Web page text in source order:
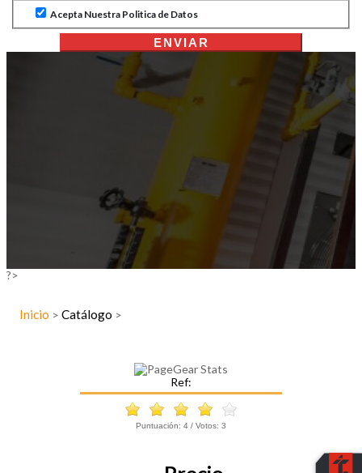
Acepta Nuestra Politica de Datos
ENVIAR
?>
Inicio > Catálogo >
Ref:
Puntuación: 4 / Votos: 3